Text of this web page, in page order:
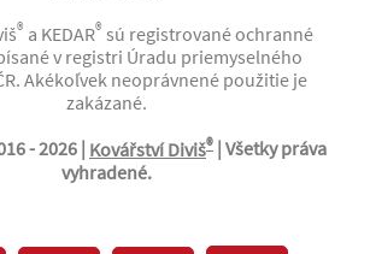
® a KEDAR® sú registrované ochranné
v registri Úradu priemyselného
Akékoľvek neoprávnené použitie je
zakázané.
-2026 | Kovářství Diviš® | Všetky práva
vyhradené.